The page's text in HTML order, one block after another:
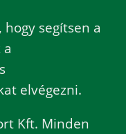
hogy segítsen a
elvégezni.
Kft. Minden